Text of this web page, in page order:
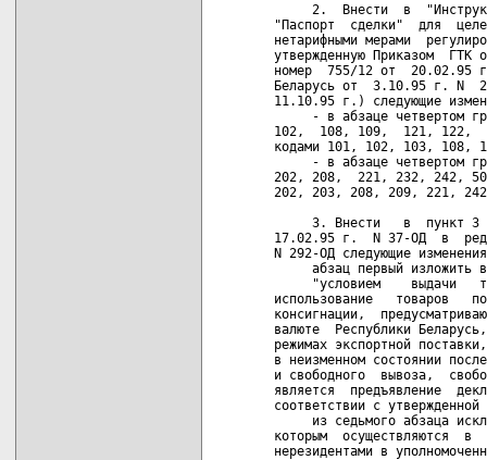
2.  Внести  в
"Паспорт  сделки"  для
нетарифными мерами
утвержденную Приказом
номер  755/12 от  20.02.95
Беларусь от  3.10.95 г. N
11.10.95 г.) следующие
- в абзаце четвертом
102,  108, 109,  121, 122,
кодами 101, 102, 103, 108,
- в абзаце четвертом
202, 208,  221, 232, 242,
202, 203, 208, 209, 221,
3. Внести   в  пункт 3
17.02.95 г.  N 37-ОД  в
N 292-ОД следующие
абзац первый изложить
"условием    выдачи
использование   товаров
консигнации,
валюте  Республики
режимах экспортной
в неизменном состоянии
и свободного  вывоза,
является  предъявление
соответствии с
из седьмого абзаца
которым  осуществляются  в
нерезидентами в